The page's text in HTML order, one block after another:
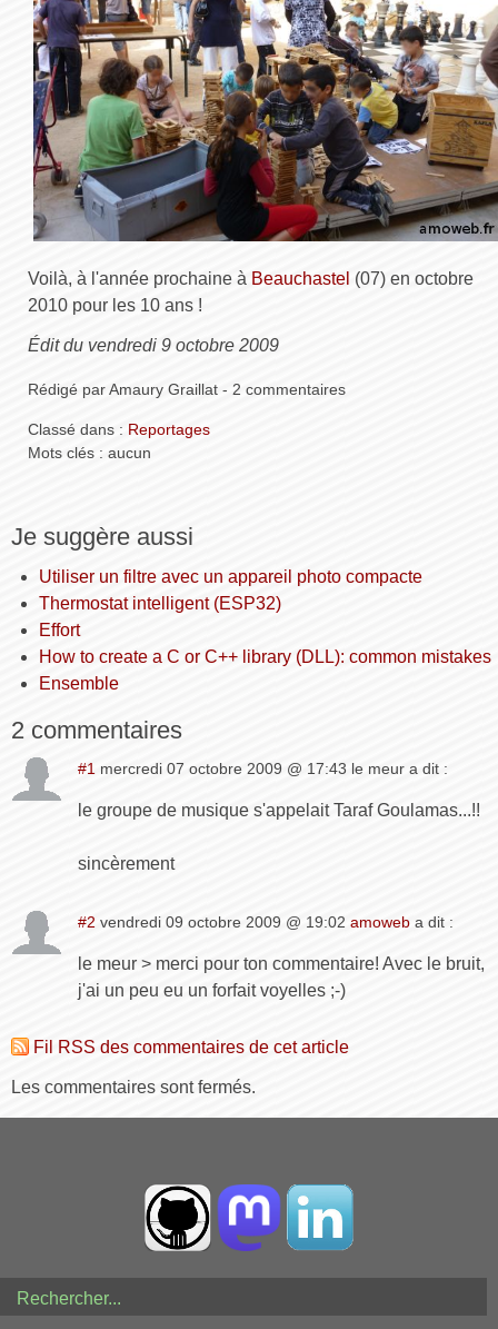
Voilà, à l'année prochaine à Beauchastel (07) en octobre
2010 pour les 10 ans !
Édit du vendredi 9 octobre 2009
Rédigé par Amaury Graillat - 2 commentaires
Classé dans : Reportages
Mots clés : aucun
Je suggère aussi
Utiliser un filtre avec un appareil photo compacte
Thermostat intelligent (ESP32)
Effort
How to create a C or C++ library (DLL): common mistakes
Ensemble
2 commentaires
#1 mercredi 07 octobre 2009 @ 17:43 le meur a dit :
le groupe de musique s'appelait Taraf Goulamas...!!
sincèrement
#2 vendredi 09 octobre 2009 @ 19:02 amoweb a dit :
le meur > merci pour ton commentaire! Avec le bruit,
j'ai un peu eu un forfait voyelles ;-)
Fil RSS des commentaires de cet article
Les commentaires sont fermés.